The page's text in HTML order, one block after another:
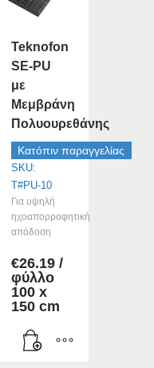
Teknofon
SE-PU
με
Μεμβράνη
Πολυουρεθάνης
Κατόπιν παραγγελίας
SKU:
T#PU-10
Για υψηλή
ηχοαπορροφητική
απόδοση
€26.19 /
φύλλο
100 x
150 cm